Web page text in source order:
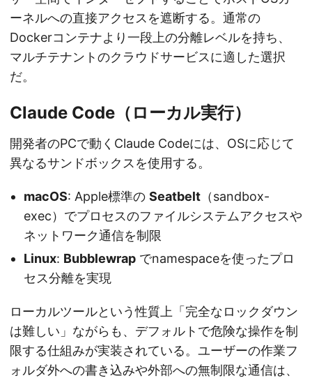
ーネルへの直接アクセスを遮断する。通常の
Dockerコンテナより一段上の分離レベルを持ち、
マルチテナントのクラウドサービスに適した選択
だ。
Claude Code（ローカル実行）
開発者のPCで動くClaude Codeには、OSに応じて
異なるサンドボックスを使用する。
macOS: Apple標準の Seatbelt （sandbox-
exec）でプロセスのファイルシステムアクセスや
ネットワーク通信を制限
Linux: Bubblewrap でnamespaceを使ったプロ
セス分離を実現
ローカルツールという性質上「完全なロックダウン
は難しい」ながらも、デフォルトで危険な操作を制
限する仕組みが実装されている。ユーザーの作業フ
ォルダ外への書き込みや外部への無制限な通信は、